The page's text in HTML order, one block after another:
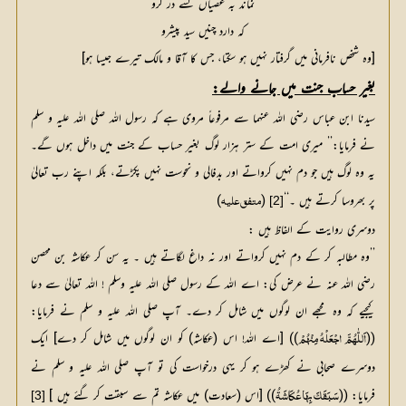
نماند بہ عصیاں کسے در گرو
کہ دارد چنیں سید پیشرو
[وہ شخص نافرمانی میں گرفتار نہیں ہو سکتا، جس کا آقا و مالک تیرے جیسا ہو]
بغیر حساب جنت میں جانے والے:
سیدنا ابن عباس رضی اللہ عنہما سے مرفوعاً مروی ہے کہ رسول اللہ صلی اللہ علیہ و سلم
نے فرمایا:’’ میری امت کے ستر ہزار لوگ بغیر حساب کے جنت میں داخل ہوں گے۔
یہ وہ لوگ ہیں جو دم نہیں کرواتے اور بدفالی و نحوست نہیں پکڑتے، بلکہ اپنے رب تعالیٰ
پر بھروسا کرتے ہیں ۔‘‘ [2]
(متفق علیہ)
دوسری روایت کے الفاظ ہیں :
’’وہ مطالبہ کر کے دم نہیں کرواتے اور نہ داغ لگاتے ہیں ۔ یہ سن کر عکاشہ بن محصن
رضی اللہ عنہ نے عرض کی: اے اللہ کے رسول صلی اللہ علیہ وسلم ! اللہ تعالیٰ سے دعا
کیجیے کہ وہ مجھے ان لوگوں میں شامل کر دے۔ آپ صلی اللہ علیہ و سلم نے فرمایا:
((اَللّٰھُمَّ اجْعَلْہُ مِنْھُمْ
فرمایا: ((سَبَقَکَ بِھَا عُکَاشَۃُ)) [اس (سعادت) میں عکاشہ تم سے سبقت کر گئے ہیں ] [3]